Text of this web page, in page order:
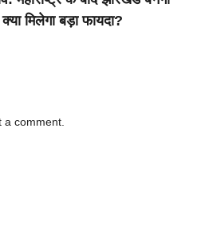
क्या मिलेगा बड़ा फायदा?
a comment.